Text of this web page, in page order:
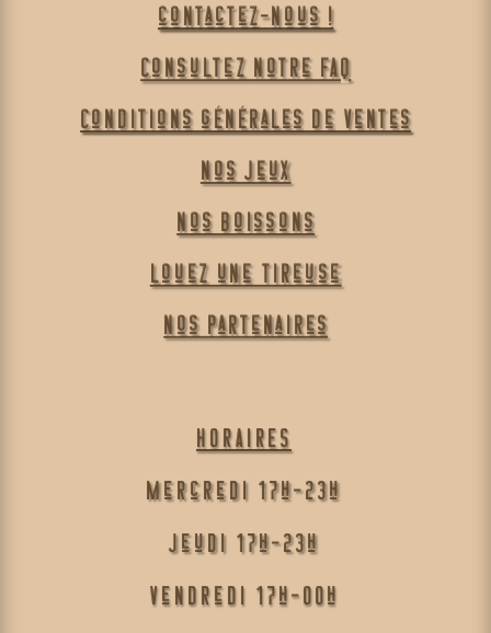
contactez-nous !
Consultez notre FAQ
Conditions générales de ventes
Nos jeux
Nos boissons
Louez une tireuse
Nos partenaires
HORAIRES
Mercredi 17h-23h
Jeudi 17h-23h
Vendredi 17h-00h